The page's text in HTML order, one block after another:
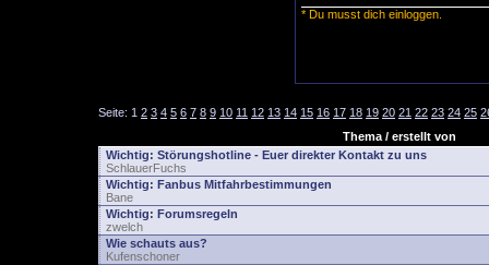
* Du musst dich einloggen.
Seite: 1 2 3 4 5 6 7 8 9 10 11 12 13 14 15 16 17 18 19 20 21 22 23 24 25
Thema / erstellt von
Wichtig: Störungshotline - Euer direkter Kontakt zu uns
SchlauerFuchs
Wichtig: Fanbus Mitfahrbestimmungen
Bane
Wichtig: Forumsregeln
zwelch
Wie schauts aus?
Kufenschoner